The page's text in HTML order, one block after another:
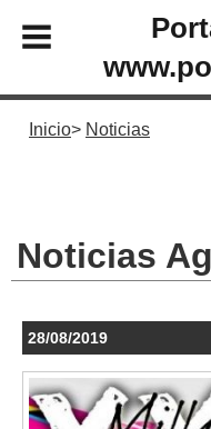
Inicio Noticias
Noticias
28/08/2019